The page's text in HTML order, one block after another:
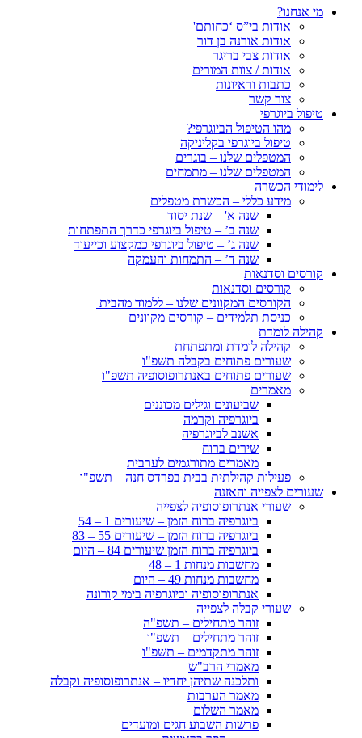
מי אנחנו?
אודות בי”ס ‘כחותם'
אודות אורנה בן דור
אודות צבי בריגר
אודות / צוות המורים
כתבות וראיונות
צור קשר
טיפול ביוגרפי
מהו הטיפול הביוגרפי?
טיפול ביוגרפי בקליניקה
המטפלים שלנו – בוגרים
המטפלים שלנו – מתמחים
לימודי הכשרה
מידע כללי – הכשרת מטפלים
שנה א' – שנת יסוד
שנה ב’ – טיפול ביוגרפי כדרך התפתחות
שנה ג’ – טיפול ביוגרפי כמקצוע וכייעוד
שנה ד’ – התמחות והעמקה
קורסים וסדנאות
קורסים וסדנאות
הקורסים המקוונים שלנו – ללמוד מהבית
כניסת תלמידים – קורסים מקוונים
קהילה לומדת
קהילה לומדת ומתפתחת
שעורים פתוחים בקבלה תשפ"ו
שעורים פתוחים באנתרופוסופיה תשפ"ו
מאמרים
שביעונים וגילים מכוננים
ביוגרפיה וקרמה
אשנב לביוגרפיה
שירים ברוח
מאמרים מתורגמים לערבית
פעילות קהילתית בבית בפרדס חנה – תשפ"ו
שעורים לצפייה והאזנה
שעורי אנתרופוסופיה לצפייה
ביוגרפיה ברוח הזמן – שיעורים 1 – 54
ביוגרפיה ברוח הזמן – שיעורים 55 – 83
ביוגרפיה ברוח הזמן שיעורים 84 – היום
מחשבות מנחות 1 – 48
מחשבות מנחות 49 – היום
אנתרופוסופיה וביוגרפיה בימי קורונה
שעורי קבלה לצפייה
זוהר מתחילים – תשפ"ה
זוהר מתחילים – תשפ"ו
זוהר מתקדמים – תשפ"ו
מאמרי הרב"ש
ותלכנה שתיהן יחדיו – אנתרופוסופיה וקבלה
מאמר הערבות
מאמר השלום
פרשות השבוע חגים ומועדים